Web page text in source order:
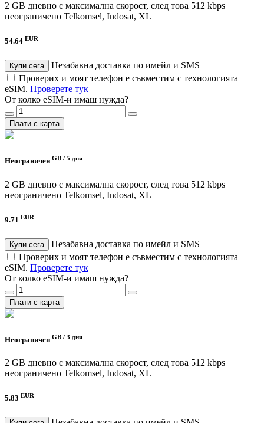
2 GB дневно с максимална скорост, след това 512 kbps
неограничено Telkomsel, Indosat, XL
54.64 EUR
Купи сега
Незабавна доставка по имейл и SMS
Проверих и моят телефон е съвместим с технологията
eSIM. Проверете тук
От колко eSIM-и имаш нужда?
Плати с карта
Неограничен GB / 5 дни
2 GB дневно с максимална скорост, след това 512 kbps
неограничено Telkomsel, Indosat, XL
9.71 EUR
Купи сега
Незабавна доставка по имейл и SMS
Проверих и моят телефон е съвместим с технологията
eSIM. Проверете тук
От колко eSIM-и имаш нужда?
Плати с карта
Неограничен GB / 3 дни
2 GB дневно с максимална скорост, след това 512 kbps
неограничено Telkomsel, Indosat, XL
5.83 EUR